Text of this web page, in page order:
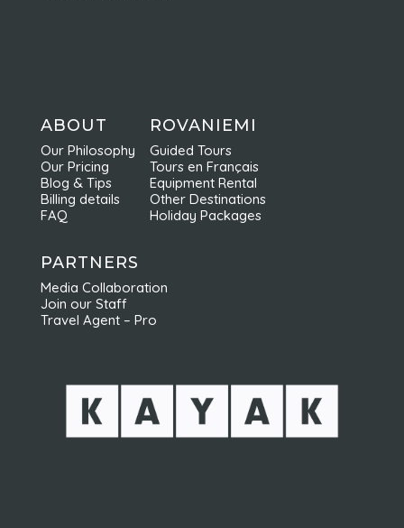
ABOUT
Our Philosophy
Our Pricing
Blog & Tips
Billing details
FAQ
ROVANIEMI
Guided Tours
Tours en Français
Equipment Rental
Other Destinations
Holiday Packages
PARTNERS
Media Collaboration
Join our Staff
Travel Agent – Pro